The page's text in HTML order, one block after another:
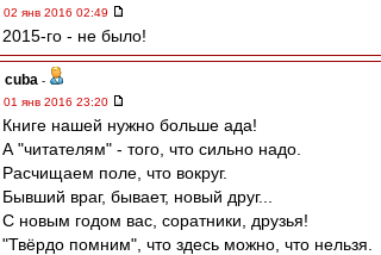
02 янв 2016 02:49
2015-го - не было!
cuba -
01 янв 2016 23:20
Книге нашей нужно больше ада!
А "читателям" - того, что сильно надо.
Расчищаем поле, что вокруг.
Бывший враг, бывает, новый друг...
С новым годом вас, соратники, друзья!
"Твёрдо помним", что здесь можно, что нельзя.